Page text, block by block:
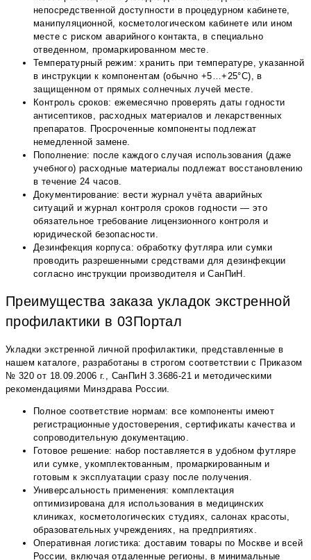
непосредственной доступности в процедурном кабинете,
манипуляционной, косметологическом кабинете или ином
месте с риском аварийного контакта, в специально
отведенном, промаркированном месте.
Температурный режим: хранить при температуре, указанной
в инструкции к компонентам (обычно +5…+25°С), в
защищенном от прямых солнечных лучей месте.
Контроль сроков: ежемесячно проверять даты годности
антисептиков, расходных материалов и лекарственных
препаратов. Просроченные компоненты подлежат
немедленной замене.
Пополнение: после каждого случая использования (даже
учебного) расходные материалы подлежат восстановлению
в течение 24 часов.
Документирование: вести журнал учёта аварийных
ситуаций и журнал контроля сроков годности — это
обязательное требование лицензионного контроля и
юридической безопасности.
Дезинфекция корпуса: обработку футляра или сумки
проводить разрешенными средствами для дезинфекции
согласно инструкции производителя и СанПиН.
Преимущества заказа укладок экстренной
профилактики в 03Портал
Укладки экстренной личной профилактики, представленные в
нашем каталоге, разработаны в строгом соответствии с Приказом
№ 320 от 18.09.2006 г., СанПиН 3.3686-21 и методическими
рекомендациями Минздрава России.
Полное соответствие нормам: все компоненты имеют
регистрационные удостоверения, сертификаты качества и
сопроводительную документацию.
Готовое решение: набор поставляется в удобном футляре
или сумке, укомплектованным, промаркированным и
готовым к эксплуатации сразу после получения.
Универсальность применения: комплектация
оптимизирована для использования в медицинских
клиниках, косметологических студиях, салонах красоты,
образовательных учреждениях, на предприятиях.
Оперативная логистика: доставим товары по Москве и всей
России, включая отдаленные регионы, в минимальные